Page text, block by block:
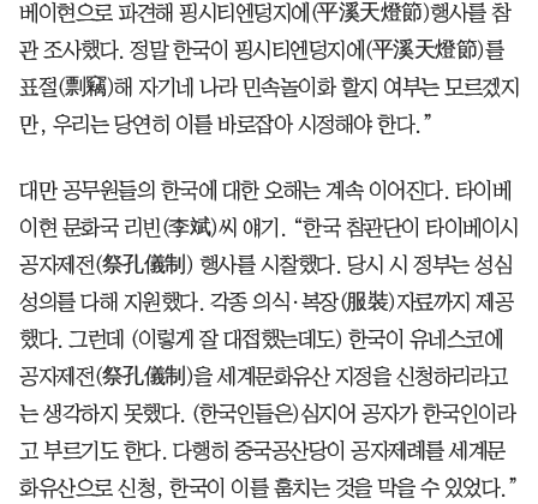
베이현으로 파견해 핑시티엔덩지에(平溪天燈節)행사를 참
관 조사했다. 정말 한국이 핑시티엔덩지에(平溪天燈節)를
표절(剽竊)해 자기네 나라 민속놀이화 할지 여부는 모르겠지
만, 우리는 당연히 이를 바로잡아 시정해야 한다.”
대만 공무원들의 한국에 대한 오해는 계속 이어진다. 타이베
이현 문화국 리빈(李斌)씨 얘기. “한국 참관단이 타이베이시
공자제전(祭孔儀制) 행사를 시찰했다. 당시 시 정부는 성심
성의를 다해 지원했다. 각종 의식·복장(服裝)자료까지 제공
했다. 그런데 (이렇게 잘 대접했는데도) 한국이 유네스코에
공자제전(祭孔儀制)을 세계문화유산 지정을 신청하리라고
는 생각하지 못했다. (한국인들은)심지어 공자가 한국인이라
고 부르기도 한다. 다행히 중국공산당이 공자제례를 세계문
화유산으로 신청, 한국이 이를 훔치는 것을 막을 수 있었다.”